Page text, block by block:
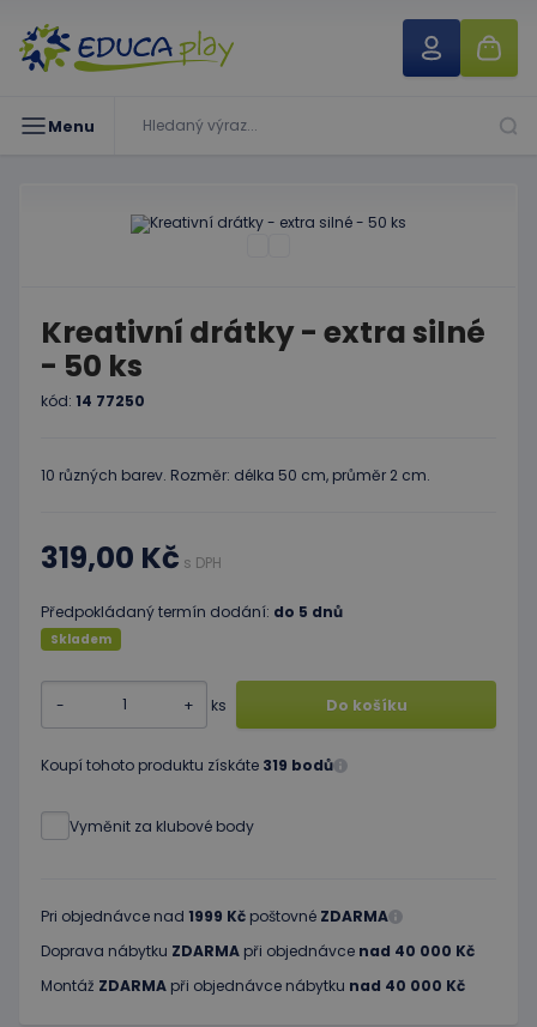
Menu
Kreativní drátky - extra silné
- 50 ks
kód: 14 77250
10 různých barev. Rozměr: délka 50 cm, průměr 2 cm.
319,00 Kč s DPH
Předpokládaný termín dodání: do 5 dnů
Skladem
- + ks Do košíku
Koupí tohoto produktu získáte 319 bodů
Vyměnit za klubové body
Pri objednávce nad 1999 Kč poštovné ZDARMA
Doprava nábytku ZDARMA při objednávce nad 40 000 Kč
Montáž ZDARMA při objednávce nábytku nad 40 000 Kč